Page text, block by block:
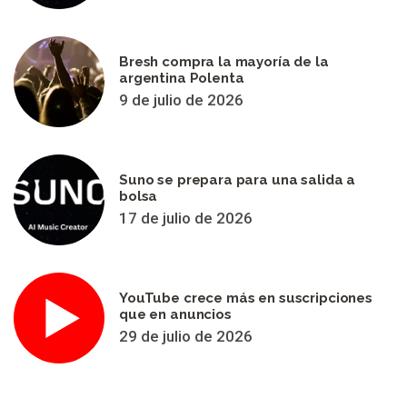
Bresh compra la mayoría de la
argentina Polenta
9 de julio de 2026
Suno se prepara para una salida a
bolsa
17 de julio de 2026
YouTube crece más en suscripciones
que en anuncios
29 de julio de 2026